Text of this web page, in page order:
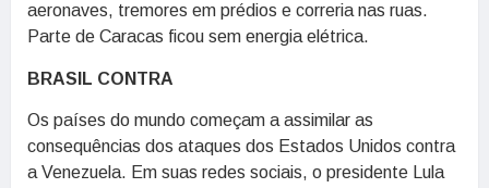
aeronaves, tremores em prédios e correria nas ruas.
Parte de Caracas ficou sem energia elétrica.
BRASIL CONTRA
Os países do mundo começam a assimilar as
consequências dos ataques dos Estados Unidos contra
a Venezuela. Em suas redes sociais, o presidente Lula